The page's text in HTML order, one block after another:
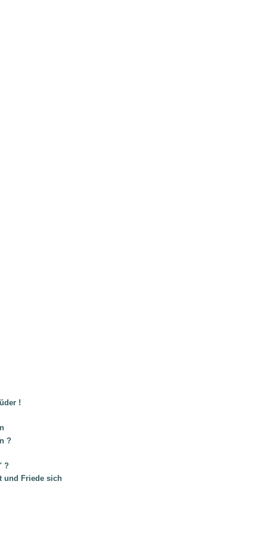
!
?
?
und Friede sich